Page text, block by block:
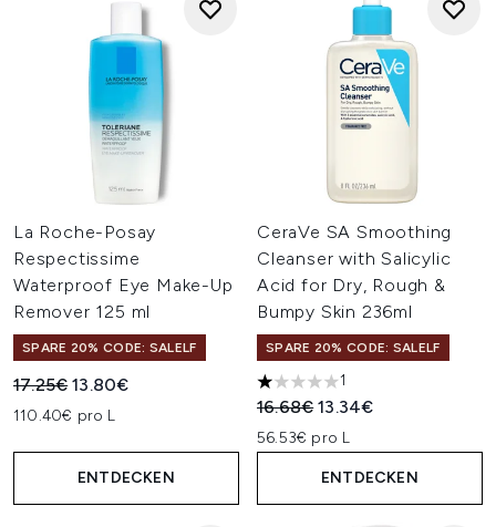
La Roche-Posay
Respectissime
Waterproof Eye Make-Up
Remover 125 ml
SPARE 20% CODE: SALELF
Unverbindliche Preisempfehlung:
17.25€Aktueller Preis:
13.80€
110.40€ pro L
ENTDECKEN
CeraVe SA Smoothing
Cleanser with Salicylic
Acid for Dry, Rough &
Bumpy Skin 236ml
SPARE 20% CODE: SALELF
1 stars out of a maximum of 5
1
Unverbindliche
16.68€Aktueller Preis:
13.34€
56.53€ pro L
ENTDECKEN